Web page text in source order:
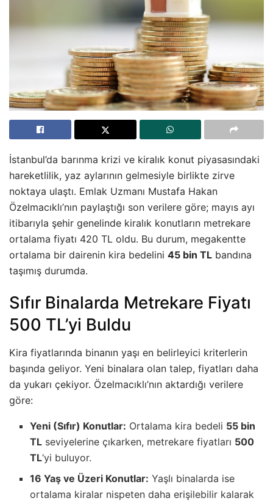
İstanbul’da barınma krizi ve kiralık konut piyasasındaki
hareketlilik, yaz aylarının gelmesiyle birlikte zirve
noktaya ulaştı. Emlak Uzmanı Mustafa Hakan
Özelmacıklı’nın paylaştığı son verilere göre; mayıs ayı
itibarıyla şehir genelinde kiralık konutların metrekare
ortalama fiyatı 420 TL oldu. Bu durum, megakentte
ortalama bir dairenin kira bedelini 45 bin TL bandına
taşımış durumda.
Sıfır Binalarda Metrekare Fiyatı
500 TL’yi Buldu
Kira fiyatlarında binanın yaşı en belirleyici kriterlerin
başında geliyor. Yeni binalara olan talep, fiyatları daha
da yukarı çekiyor. Özelmacıklı’nın aktardığı verilere
göre:
Yeni (Sıfır) Konutlar: Ortalama kira bedeli 55 bin
TL seviyelerine çıkarken, metrekare fiyatları 500
TL‘yi buluyor.
16 Yaş ve Üzeri Konutlar: Yaşlı binalarda ise
ortalama kiralar nispeten daha erişilebilir kalarak